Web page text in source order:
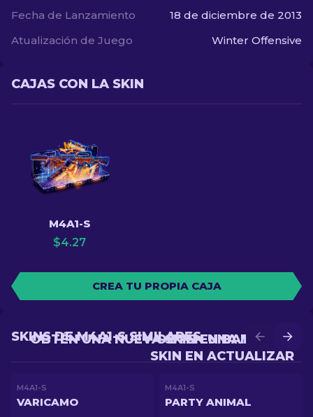
Fecha de Lanzamiento
18 de diciembre de 2013
Atualización de Juego
Winter Offensive
CAJAS CON LA SKIN
M4A1-S
$4.27
CREA TU PROPIA CAJA
OBTÉN UNA MEJOR
SKIN EN ACTUALIZAR
OBTÉN UNA NUEVA SKIN EN BATALLA
SKINS DE M4A1-S SIMILARES
M4A1-S
VARICAMO
M4A1-S
PARTY ANIMAL